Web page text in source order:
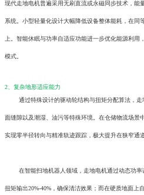
现代走地电机普遍采用无刷直流或永磁同步技术，能
系统。小型轻量化设计大幅降低设备整体能耗，在同
上。智能休眠与功率自适应功能进一步优化能源利
模式。
2、复杂地形适应能力
通过特殊设计的驱动轮结构与扭矩分配算法，走
面缝隙以及潮湿、油污等特殊环境。在仓储物流场景
实现零半径转向与精准轨迹跟踪，极大提升在狭窄通
在智能扫地机器人领域，走地电机通过动态功率
扭矩输出20%-40%，确保清洁效果；而在硬质地面上